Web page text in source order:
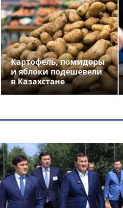
Картофель, помидоры
и яблоки подешевели
в Казахстане